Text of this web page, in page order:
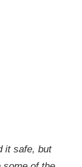
it safe, but